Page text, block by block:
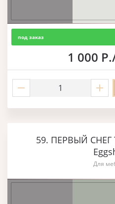
под заказ
1 000
59. ПЕРВЫЙ
Для